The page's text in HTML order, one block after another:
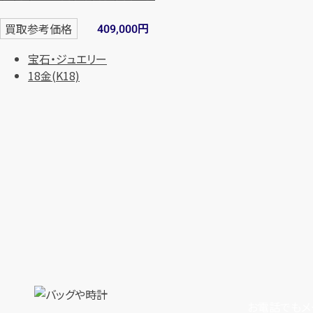
買取参考価格 409,000円
宝石・ジュエリー
18金(K18)